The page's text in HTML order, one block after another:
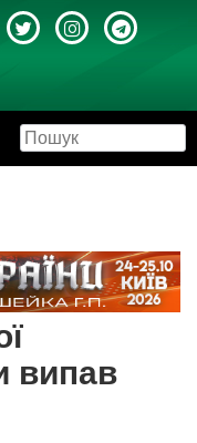
випав